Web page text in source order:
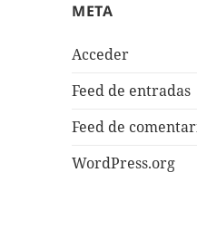
META
Acceder
Feed de entradas
Feed de
WordPress.org